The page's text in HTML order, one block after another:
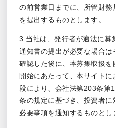
の前営業日までに、所管財
を提出するものとします。
3.当社は、発行者が適法に募
通知書の提出が必要な場合
確認した後に、本募集取扱
開始にあたって、本サイト
段により、会社法第203条第
条の規定に基づき、投資者に
必要事項を通知するものとし